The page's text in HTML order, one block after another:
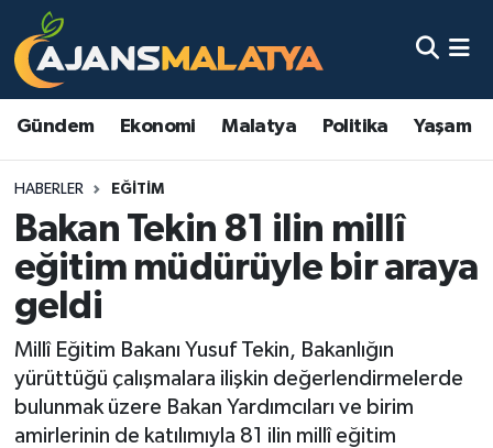
Gündem Ekonomi Malatya Politika Yaşam
HABERLER EĞITIM
Bakan Tekin 81 ilin millî
eğitim müdürüyle bir araya
geldi
Millî Eğitim Bakanı Yusuf Tekin, Bakanlığın
yürüttüğü çalışmalara ilişkin değerlendirmelerde
bulunmak üzere Bakan Yardımcıları ve birim
amirlerinin de katılımıyla 81 ilin millî eğitim
Asayiş
Eğitim
Ekonomi
Gündem
Kadın
Kültür & Sanat
Malatya Nöbetçi Eczaneler
Malatya Namaz Vakitleri
Malatya Trafik Yoğunluk Haritası
TFF 3.Lig 2.Grup Puan Durumu ve Fikstür
Tüm Manşetler
Son Dakika Haberleri